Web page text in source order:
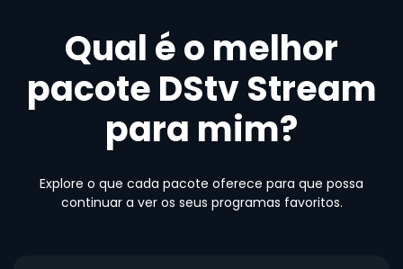
Qual é o melhor
pacote DStv Stream
para mim?
Explore o que cada pacote oferece para que possa
continuar a ver os seus programas favoritos.